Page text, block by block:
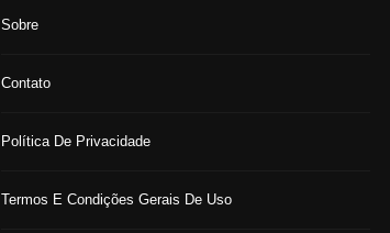
Sobre
Contato
Política De Privacidade
Termos E Condições Gerais De Uso